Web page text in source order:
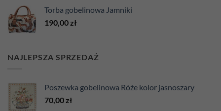
Torba gobelinowa Jamniki
190,00 zł
NAJLEPSZA SPRZEDAŻ
Poszewka gobelinowa Róże kolor jasnoszary
70,00 zł